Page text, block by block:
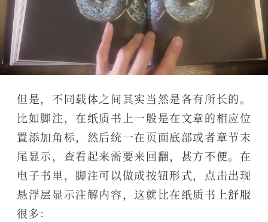
但是，不同载体之间其实当然是各有所长的。
比如脚注，在纸质书上一般是在文章的相应位
置添加角标，然后统一在页面底部或者章节末
尾显示，查看起来需要来回翻，甚方不便。在
电子书里，脚注可以做成按钮形式，点击出现
悬浮层显示注解内容，这就比在纸质书上舒服
很多：